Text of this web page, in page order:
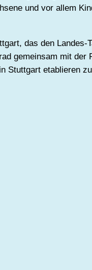
und vor allem
das den Landes-
gemeinsam mit der
Stuttgart etablieren